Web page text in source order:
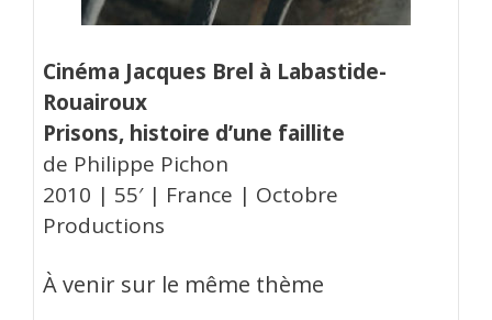
Cinéma Jacques Brel à Labastide-
Rouairoux
Prisons, histoire d’une faillite
de Philippe Pichon
2010 | 55′ | France | Octobre
Productions
À venir sur le même thème